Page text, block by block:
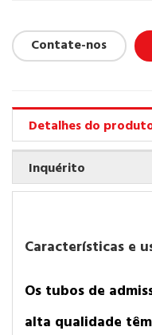
Contate-nos
Detalhes do
Inquérito
Características e
Os tubos de
alta qualidade